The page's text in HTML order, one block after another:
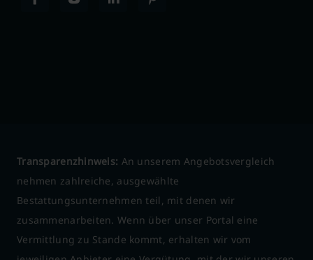
Transparenzhinweis: An unserem Angebotsvergleich
nehmen zahlreiche, ausgewählte
Bestattungsunternehmen teil, mit denen wir
zusammenarbeiten. Wenn über unser Portal eine
Vermittlung zu Stande kommt, erhalten wir vom